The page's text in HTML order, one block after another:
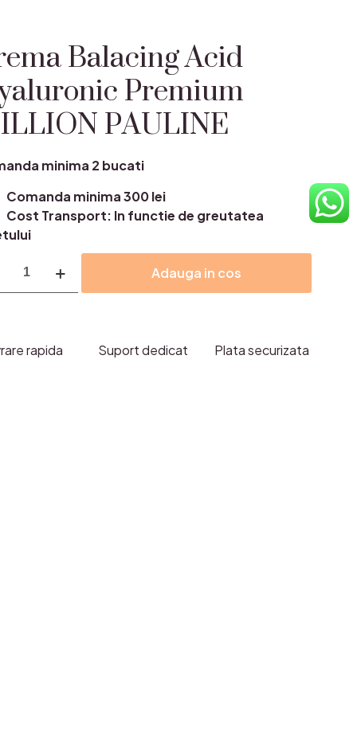
Balacing Acid
Premium
PAULINE
minima 2 bucati
Comanda minima 300 lei
Cost Transport: In functie de greutatea
Adauga in cos
rapida Suport dedicat Plata securizata